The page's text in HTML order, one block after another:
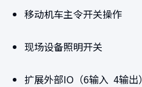
移动机车主令开关操作
现场设备照明开关
扩展外部IO（6输入 4输出）